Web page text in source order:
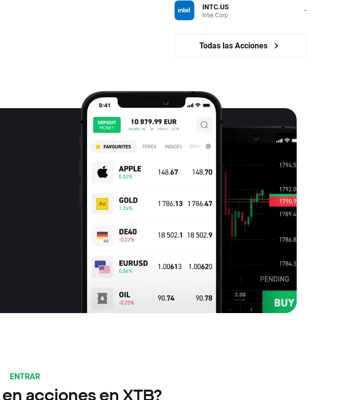
INTC.US
Intel Corp -
Todas las Acciones
ENTRAR
acciones en XTB?